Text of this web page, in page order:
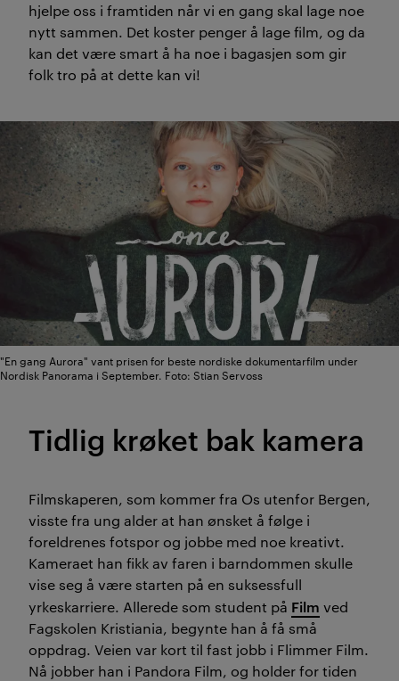
hjelpe oss i framtiden når vi en gang skal lage noe
nytt sammen. Det koster penger å lage film, og da
kan det være smart å ha noe i bagasjen som gir
folk tro på at dette kan vi!
"En gang Aurora" vant prisen for beste nordiske dokumentarfilm under
Nordisk Panorama i September. Foto: Stian Servoss
Tidlig krøket bak kamera
Filmskaperen, som kommer fra Os utenfor Bergen,
visste fra ung alder at han ønsket å følge i
foreldrenes fotspor og jobbe med noe kreativt.
Kameraet han fikk av faren i barndommen skulle
vise seg å være starten på en suksessfull
yrkeskarriere. Allerede som student på Film ved
Fagskolen Kristiania, begynte han å få små
oppdrag. Veien var kort til fast jobb i Flimmer Film.
Nå jobber han i Pandora Film, og holder for tiden